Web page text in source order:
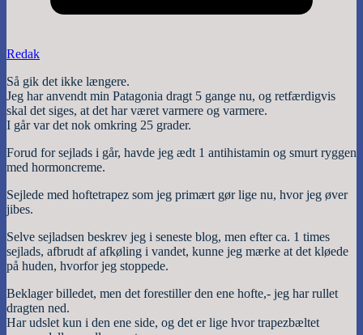
Redak
Så gik det ikke længere.
Jeg har anvendt min Patagonia dragt 5 gange nu, og retfærdigvis
skal det siges, at det har været varmere og varmere.
I går var det nok omkring 25 grader.
Forud for sejlads i går, havde jeg ædt 1 antihistamin og smurt ryggen
med hormoncreme.
Sejlede med hoftetrapez som jeg primært gør lige nu, hvor jeg øver
jibes.
Selve sejladsen beskrev jeg i seneste blog, men efter ca. 1 times
sejlads, afbrudt af afkøling i vandet, kunne jeg mærke at det kløede
på huden, hvorfor jeg stoppede.
Beklager billedet, men det forestiller den ene hofte,- jeg har rullet
dragten ned.
Har udslet kun i den ene side, og det er lige hvor trapezbæltet